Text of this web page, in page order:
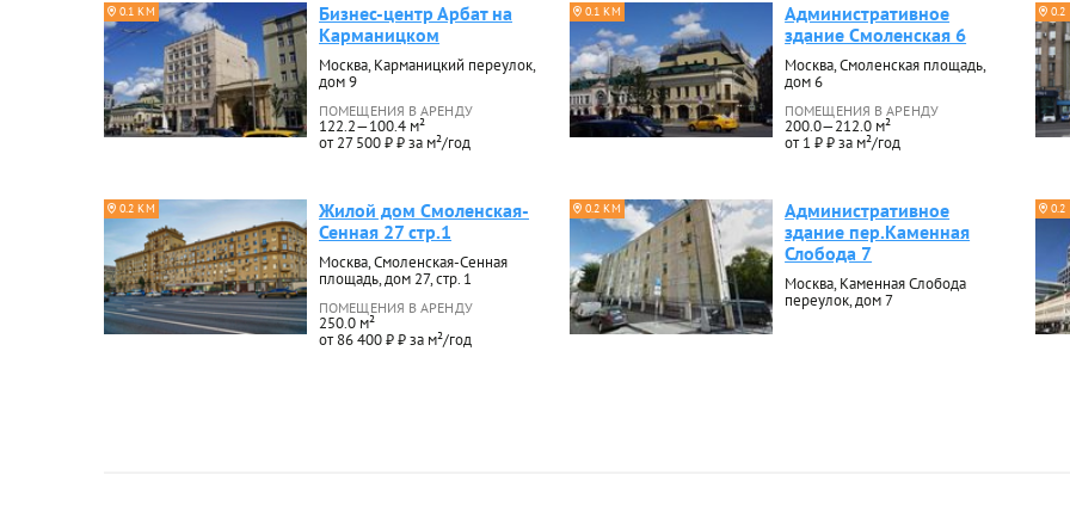
0.1 КМ
Бизнес-центр Арбат на
Карманицком
Москва, Карманицкий переулок,
дом 9
ПОМЕЩЕНИЯ В АРЕНДУ
122.2—100.4 м²
от 27 500 ₽ ₽ за м²/год
0.1 КМ
Административное
здание Смоленская 6
Москва, Смоленская площадь,
дом 6
ПОМЕЩЕНИЯ В АРЕНДУ
200.0—212.0 м²
от 1 ₽ ₽ за м²/год
0.2 КМ
Жилой дом Смоленская-
Сенная 27 стр.1
Москва, Смоленская-Сенная
площадь, дом 27, стр. 1
ПОМЕЩЕНИЯ В АРЕНДУ
250.0 м²
от 86 400 ₽ ₽ за м²/год
0.2 КМ
Административное
здание пер.Каменная
Слобода 7
Москва, Каменная Слобода
переулок, дом 7